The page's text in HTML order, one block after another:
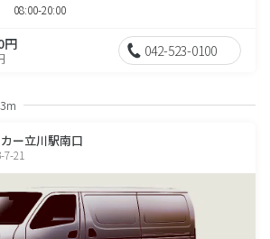
08:00-20:00
円 042-523-0100
ー立川駅南口
21